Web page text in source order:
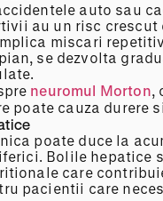
auto sau
au un risc
miscari
se dezvolta
neuromul Morton,
poate cauza durere
poate duce la
Bolile hepatice
care
pacientii care